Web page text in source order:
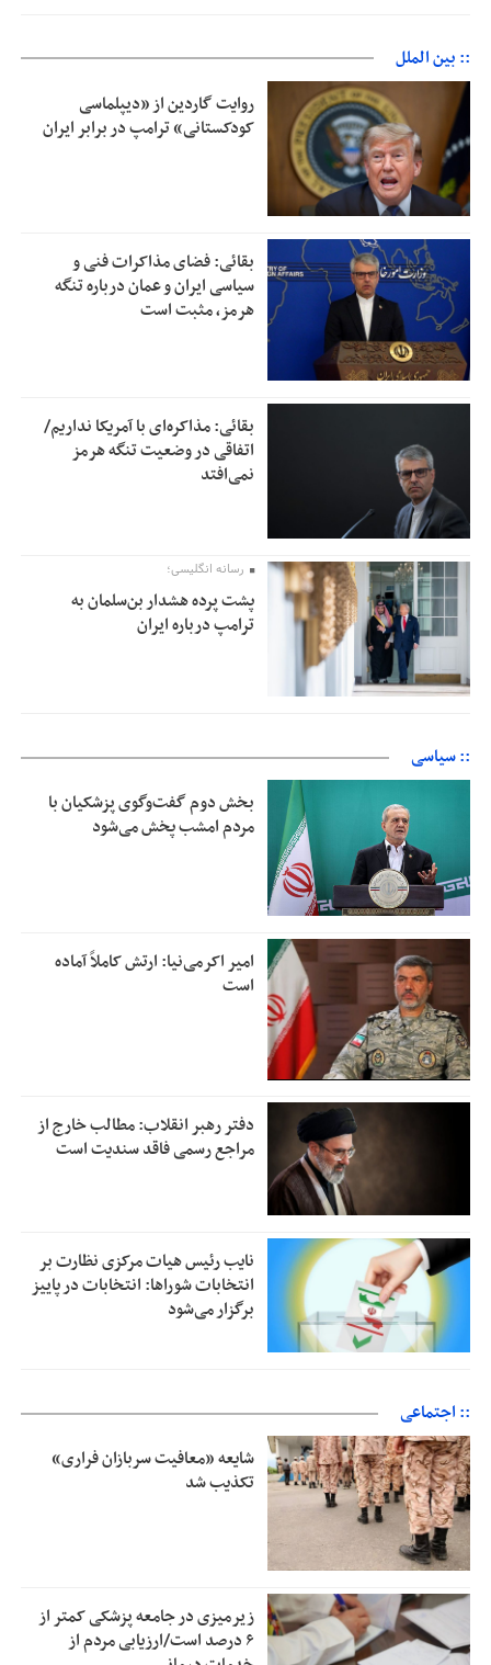
:: بین الملل
روایت گاردین از «دیپلماسی
کودکستانی» ترامپ در برابر ایران
بقائی: فضای مذاکرات فنی و
سیاسی ایران و عمان درباره تنگه
هرمز، مثبت است
بقائی: مذاکره‌ای با آمریکا نداریم/
اتفاقی در وضعیت تنگه هرمز
نمی‌افتد
رسانه انگلیسی؛
پشت پرده هشدار بن‌سلمان به
ترامپ درباره ایران
:: سیاسی
بخش دوم گفت‌وگوی پزشکیان با
مردم امشب پخش می‌شود
امیر اکرمی‌نیا: ارتش کاملاً آماده
است
دفتر رهبر انقلاب: مطالب خارج از
مراجع رسمی فاقد سندیت است
نایب رئیس هیات مرکزی نظارت بر
انتخابات شوراها: انتخابات در پاییز
برگزار می‌شود
:: اجتماعی
شایعه «معافیت سربازان فراری»
تکذیب شد
زیرمیزی در جامعه پزشکی کمتر از
۶ درصد است/ارزیابی مردم از